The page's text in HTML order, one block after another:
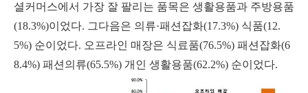
셜커머스에서 가장 잘 팔리는 품목은 생활용품과 주방용품
(18.3%)이었다. 그다음은 의류·패션잡화(17.3%) 식품(12.
5%) 순이었다. 오프라인 매장은 식료품(76.5%) 패션잡화(6
8.4%) 패션의류(65.5%) 개인 생활용품(62.2%) 순이었다.